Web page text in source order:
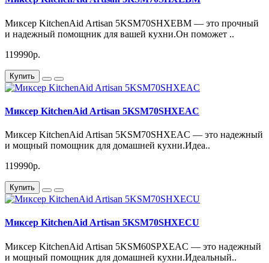
Миксер KitchenAid Artisan 5KSM70SHXEBM — это прочный
и надежный помощник для вашей кухни.Он поможет ..
119990р.
Купить
Миксер KitchenAid Artisan 5KSM70SHXEAC
Миксер KitchenAid Artisan 5KSM70SHXEAC — это надежный
и мощный помощник для домашней кухни.Идеа..
119990р.
Купить
Миксер KitchenAid Artisan 5KSM70SHXECU
Миксер KitchenAid Artisan 5KSM60SPXEAC — это надежный
и мощный помощник для домашней кухни.Идеальный..